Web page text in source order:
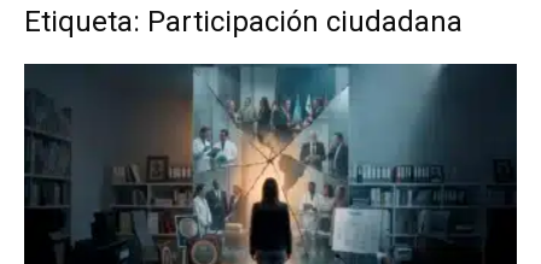
Etiqueta: Participación ciudadana